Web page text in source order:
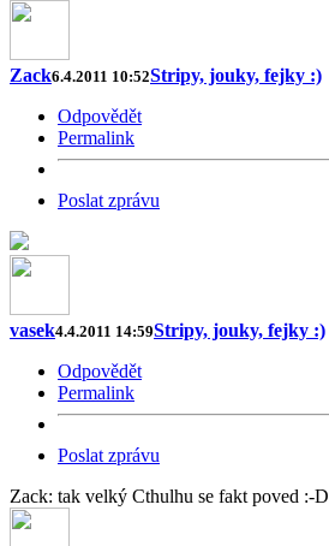
Zack6.4.2011 10:52Stripy, jouky, fejky :)
Odpovědět
Permalink
Poslat zprávu
vasek4.4.2011 14:59Stripy, jouky, fejky :)
Odpovědět
Permalink
Poslat zprávu
Zack: tak velký Cthulhu se fakt poved :-D